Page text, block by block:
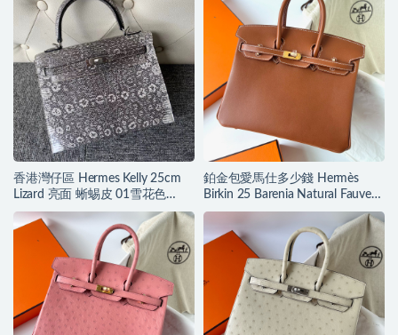
香港灣仔區 Hermes Kelly 25cm
Lizard 亮面 蜥蜴皮 01雪花色
Himalaya 自然色
鉑金包愛馬仕多少錢 Hermès
Birkin 25 Barenia Natural Fauve
金扣